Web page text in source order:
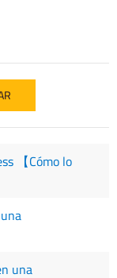
【Cómo lo
una